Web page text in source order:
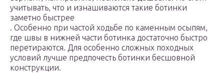
учитывать, что и изнашиваются такие ботинки
заметно быстрее
. Особенно при частой ходьбе по каменным осыпям,
где швы в нижней части ботинка достаточно быстро
перетираются. Для особенно сложных походных
условий лучше предпочесть ботинки бесшовной
конструкции.